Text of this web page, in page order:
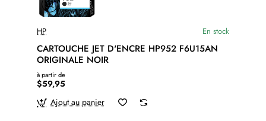
HP En stock
CARTOUCHE JET D'ENCRE HP952 F6U15AN
ORIGINALE NOIR
à partir de
$59,95
Ajout au panier